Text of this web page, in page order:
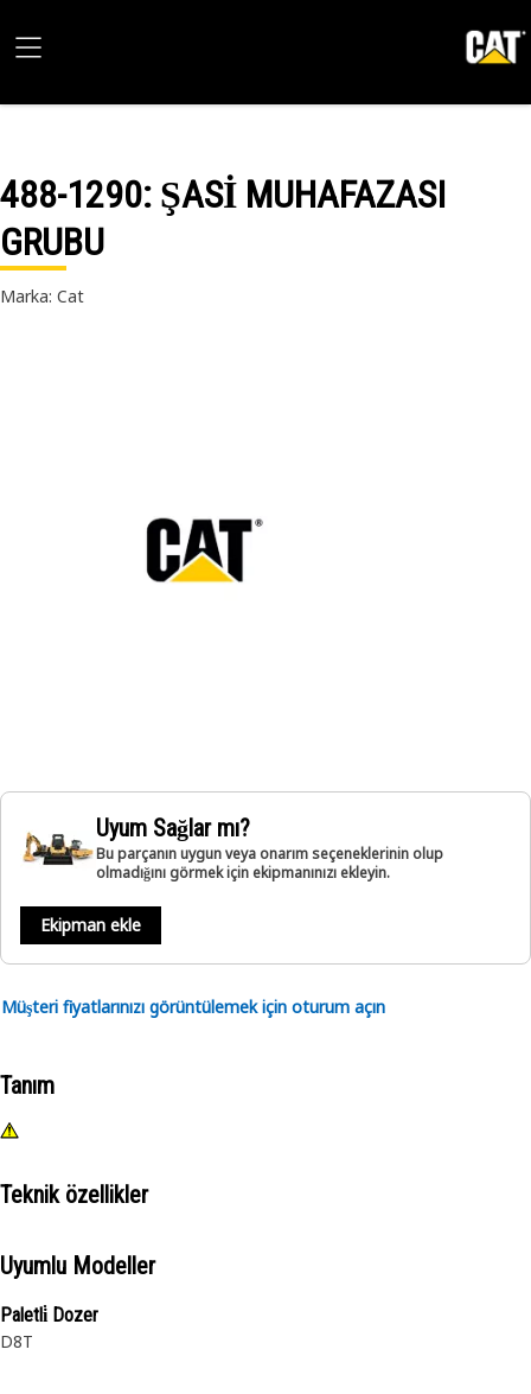
488-1290: ŞASİ MUHAFAZASI
GRUBU
Marka: Cat
Uyum Sağlar mı?
Bu parçanın uygun veya onarım seçeneklerinin olup
olmadığını görmek için ekipmanınızı ekleyin.
Ekipman ekle
Müşteri fiyatlarınızı görüntülemek için oturum açın
Tanım
Teknik özellikler
Uyumlu Modeller
Paletli̇ Dozer
D8T